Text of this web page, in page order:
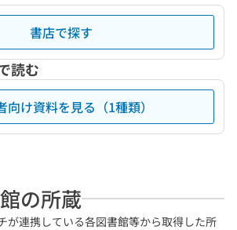
書店で探す
読む
向け資料を見る（1種類）
の所蔵
が連携している各図書館等から取得した所